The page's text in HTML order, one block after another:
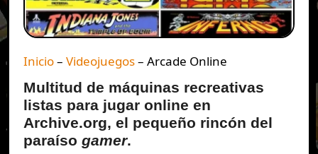
Inicio– Videojuegos– Arcade Online
Multitud de máquinas recreativas
listas para jugar online en
Archive.org, el pequeño rincón del
paraíso gamer.